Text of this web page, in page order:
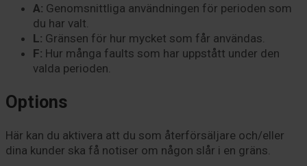
A: Genomsnittliga användningen för perioden som
du har valt.
L: Gränsen för hur mycket som får användas.
F: Hur många faults som har uppstått under den
valda perioden.
Options
Här kan du aktivera att du som återförsäljare och/eller
dina kunder ska få notiser om någon slår i en gräns.